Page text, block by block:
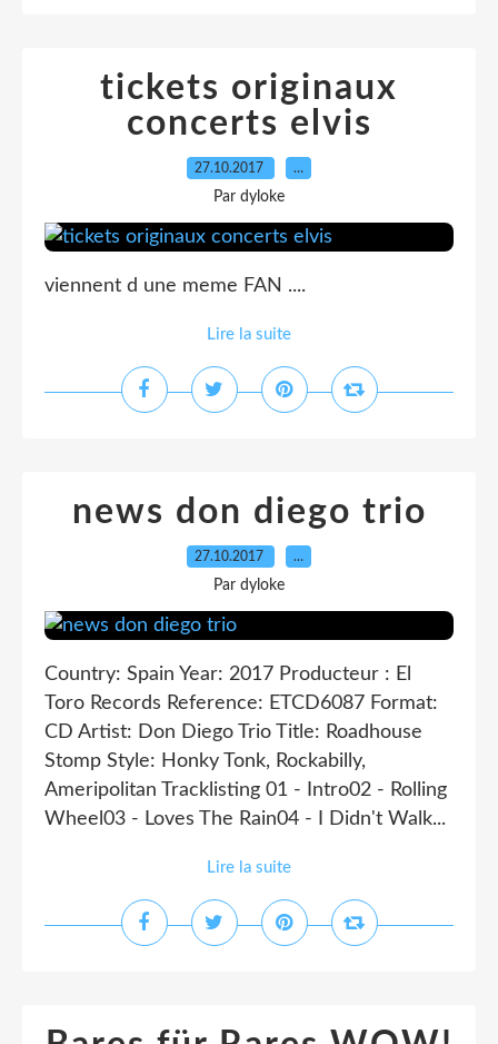
tickets originaux
concerts elvis
27.10.2017 …
Par dyloke
viennent d une meme FAN ....
Lire la suite
news don diego trio
27.10.2017 …
Par dyloke
Country: Spain Year: 2017 Producteur : El
Toro Records Reference: ETCD6087 Format:
CD Artist: Don Diego Trio Title: Roadhouse
Stomp Style: Honky Tonk, Rockabilly,
Ameripolitan Tracklisting 01 - Intro02 - Rolling
Wheel03 - Loves The Rain04 - I Didn't Walk...
Lire la suite